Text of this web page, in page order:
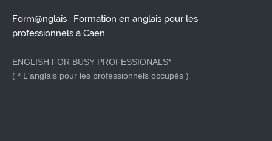
Form@nglais : Formation en anglais pour les
professionnels à Caen
ENGLISH FOR BUSY PROFESSIONALS*
( * L'anglais pour les professionnels occupés )